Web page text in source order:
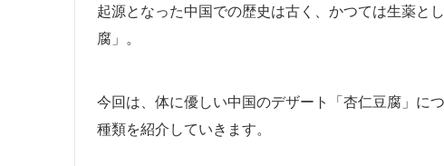
起源となった中国での歴史は古く、かつては生薬と
腐」。
今回は、体に優しい中国のデザート「杏仁豆腐」に
種類を紹介していきます。